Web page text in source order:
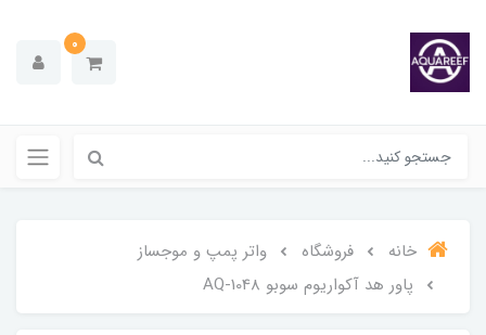
0
خانه فروشگاه
واتر پمپ و موجساز
پاور هد آکواریوم سوبو AQ-1048